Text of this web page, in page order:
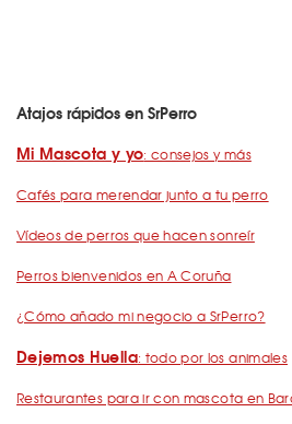
Atajos rápidos en SrPerro
Mi Mascota y yo: consejos y más
Cafés para merendar junto a tu perro
Vídeos de perros que hacen sonreír
Perros bienvenidos en A Coruña
¿Cómo añado mi negocio a SrPerro?
Dejemos Huella: todo por los animales
Restaurantes para ir con mascota en